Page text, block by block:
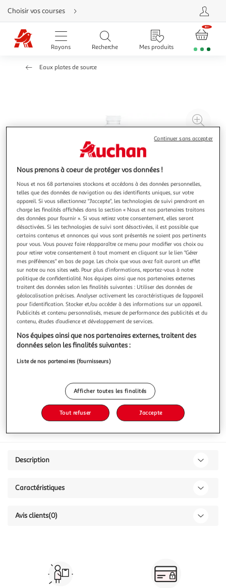
Aller
directement
au
contenu
Aller
directement
Aller
rubrique
Choisir vos courses
Rayons Recherche Mes produits
Eaux plates de source
à
CRISTALINE
Eau de source plate bouteille
Cristaline vous offre une eau de source plate de qualité
faiblement minéralisée captée dans une source au plus
proche de chez vous. Elle hydrate en toute légèreté à petit
prix. Cristaline est l'eau préférée des français. (Source
Kantar) Une eau de source Cristaline de qualité et
faiblement minérali
En savoir +
Vous voulez connaître le prix de ce produit ?
Afficher le prix
Description
Caractéristiques
Avis clients(0)
Nous prenons à coeur de protéger vos données !
Nous et nos 68 partenaires stockons et accédons à des données personnelles,
telles que des données de navigation ou des identifiants uniques, sur votre
appareil. Si vous sélectionnez "J'accepte", les technologies de suivi prendront en
charge les finalités affichées dans la section « Nous et nos partenaires traitons
des données pour fournir ». Si vous retirez votre consentement, elles seront
désactivées. Si les technologies de suivi sont désactivées, il est possible que
certains contenus et annonces qui vous sont présentés ne soient pas pertinents
pour vous. Vous pouvez faire réapparaître ce menu pour modifier vos choix ou
pour retirer votre consentement à tout moment en cliquant sur le lien "Gérer
mes préférences" en bas de page. Les choix que vous avez fait auront un effet
sur notre ou nos sites web. Pour plus d’informations, reportez-vous à notre
politique de confidentialité. Nos équipes ainsi que nos partenaires externes
traitent des données selon les finalités suivantes : Utiliser des données de
géolocalisation précises. Analyser activement les caractéristiques de l’appareil
pour l’identification. Stocker et/ou accéder à des informations sur un appareil.
Publicités et contenu personnalisés, mesure de performance des publicités et du
contenu, études d’audience et développement de services.
Nos équipes ainsi que nos partenaires externes, traitent des
données selon les finalités suivantes :
Liste de nos partenaires (fournisseurs)
Afficher toutes les finalités
Tout refuser J'accepte
Continuer sans accepter